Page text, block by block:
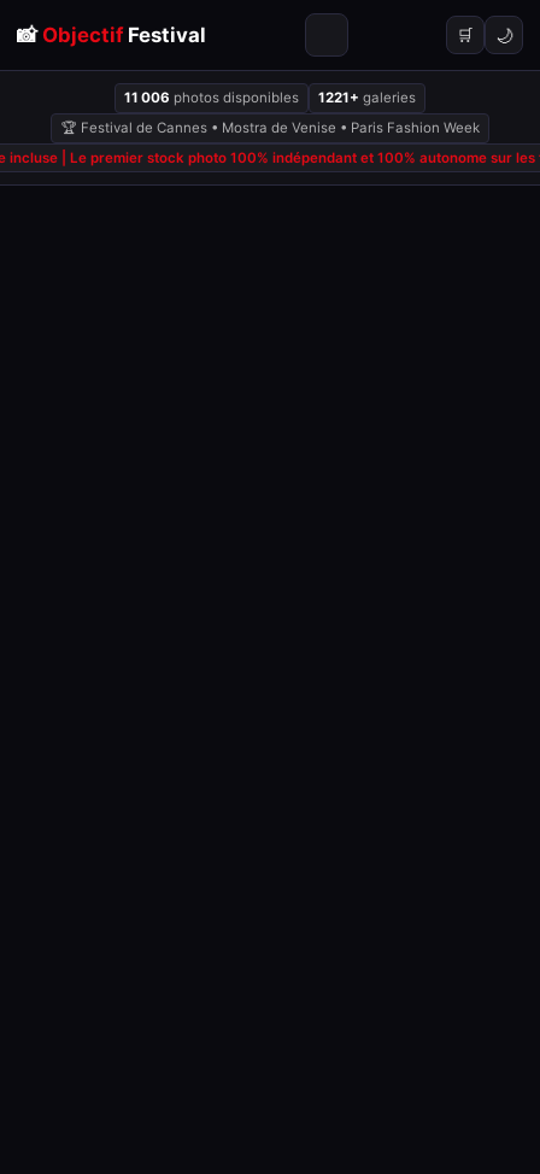
📸 ObjectifFestival 🛒 🌙
11 006 photos disponibles 1221+ galeries
🏆 Festival de Cannes • Mostra de Venise • Paris Fashion Week
| Le premier stock photo 100% indépendant et 100% autonome sur